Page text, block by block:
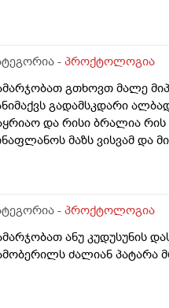
ბოლოში
წავისვი
ვგრძნობ ხოლმე
თუარა მაგრამ
მსგავსი შემთხვევა
- პროქტოლოგია
გთხოვთ მალე
გადამსკდარი
და რისი ბრალია რის
მაზს ვისვამ და
- პროქტოლოგია
ანუ კუდუსუნის
ძალიან პატარა